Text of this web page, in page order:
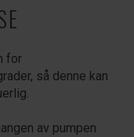
for
så denne kan
av pumpen